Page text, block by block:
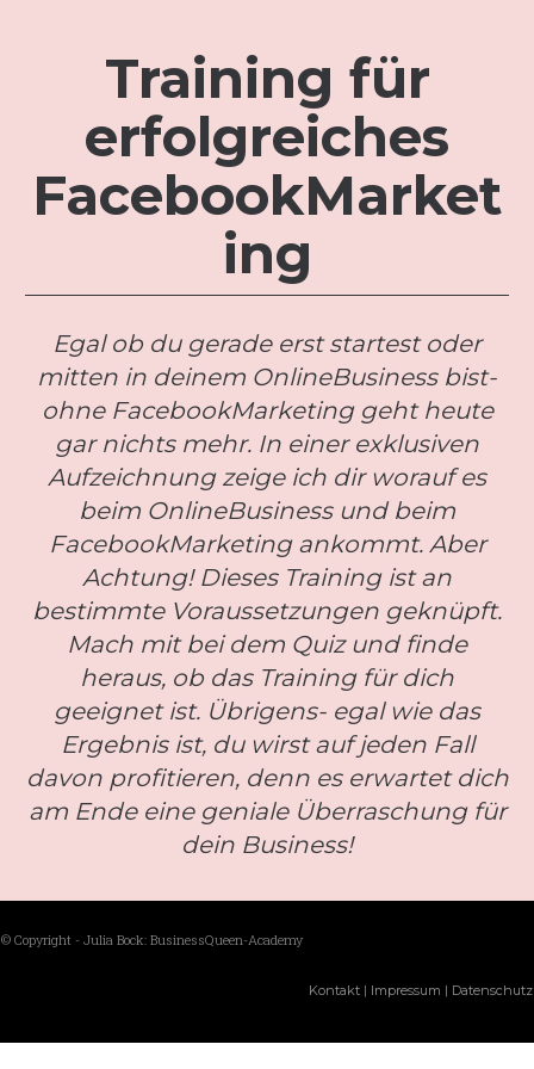
Training für
erfolgreiches
FacebookMarket
ing
Egal ob du gerade erst startest oder
mitten in deinem OnlineBusiness bist-
ohne FacebookMarketing geht heute
gar nichts mehr. In einer exklusiven
Aufzeichnung zeige ich dir worauf es
beim OnlineBusiness und beim
FacebookMarketing ankommt. Aber
Achtung! Dieses Training ist an
bestimmte Voraussetzungen geknüpft.
Mach mit bei dem Quiz und finde
heraus, ob das Training für dich
geeignet ist. Übrigens- egal wie das
Ergebnis ist, du wirst auf jeden Fall
davon profitieren, denn es erwartet dich
am Ende eine geniale Überraschung für
dein Business!
© Copyright - Julia Bock: BusinessQueen-Academy
Kontakt | Impressum | Datenschutz